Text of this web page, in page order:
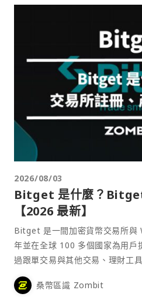
2026/08/03
Bitget 是什麼？
【2026 最新】
Bitget 是一間加密貨幣交易所與
年並在全球 100 多個國家為用
過跟單交易與其他交易、理財工
桑幣區識 Zombit